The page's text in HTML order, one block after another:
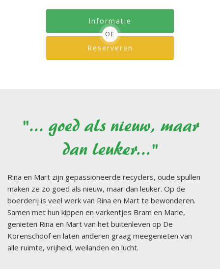
Informatie
OF
Reserveren
"... goed als nieuw, maar
dan leuker..."
Rina en Mart zijn gepassioneerde recyclers, oude spullen
maken ze zo goed als nieuw, maar dan leuker. Op de
boerderij is veel werk van Rina en Mart te bewonderen.
Samen met hun kippen en varkentjes Bram en Marie,
genieten Rina en Mart van het buitenleven op De
Korenschoof en laten anderen graag meegenieten van
alle ruimte, vrijheid, weilanden en lucht.